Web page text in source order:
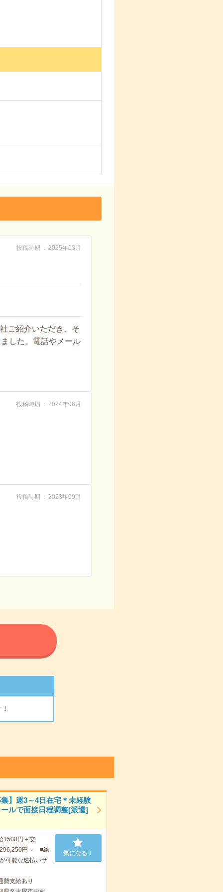
投稿時期 2025年03月
ご紹介いただき、そ
した。電話やメール
投稿時期 2024年06月
投稿時期 2023年09月
】週3～4日在宅＊未経験
ルで面接日程調整[派遣]
1500円＋交
円～ ■給
可能な速払いサ
費支給あり
気になる！